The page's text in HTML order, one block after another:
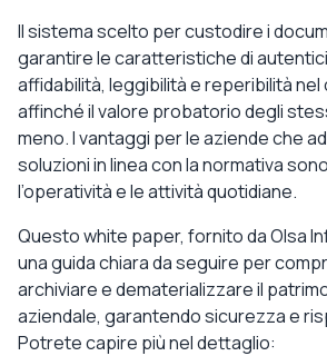
Il sistema scelto per custodire i
garantire le caratteristiche di
affidabilità, leggibilità e reperibilità
affinché il valore probatorio degli
meno. I vantaggi per le aziende che
soluzioni in linea con la normativa
l’operatività e le attività quotidiane.
Questo white paper, fornito da Olsa
una guida chiara da seguire per
archiviare e dematerializzare il
aziendale, garantendo sicurezza e
Potrete capire più nel dettaglio: